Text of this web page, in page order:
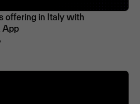
offering in Italy with
App